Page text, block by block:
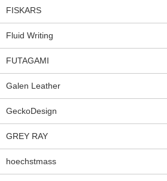
FISKARS
Fluid Writing
FUTAGAMI
Galen Leather
GeckoDesign
GREY RAY
hoechstmass